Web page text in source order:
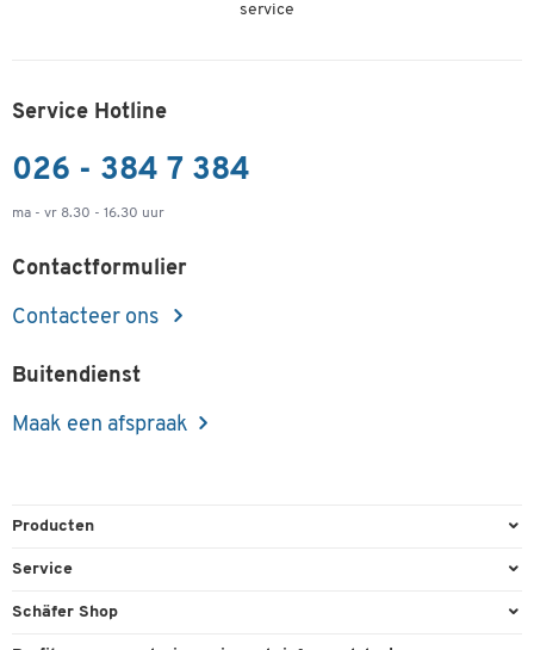
service
Service Hotline
026 - 384 7 384
ma - vr 8.30 - 16.30 uur
Contactformulier
Contacteer ons
Buitendienst
Maak een afspraak
Producten
Kantoorbenodigdheden
Service
Bestelling herroepen
Schäfer Shop
Algemene voorwaarden